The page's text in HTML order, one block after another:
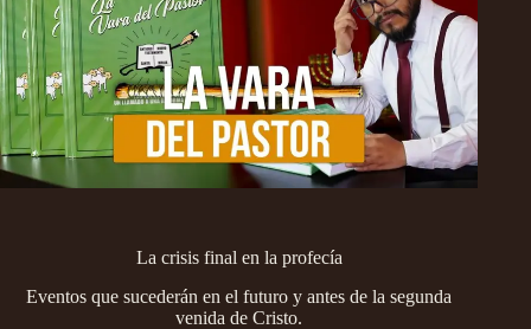
La crisis final en la profecía
Eventos que sucederán en el futuro y antes de la segunda
venida de Cristo.